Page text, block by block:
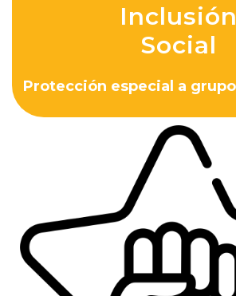
Inclusión
Social
Protección especial a